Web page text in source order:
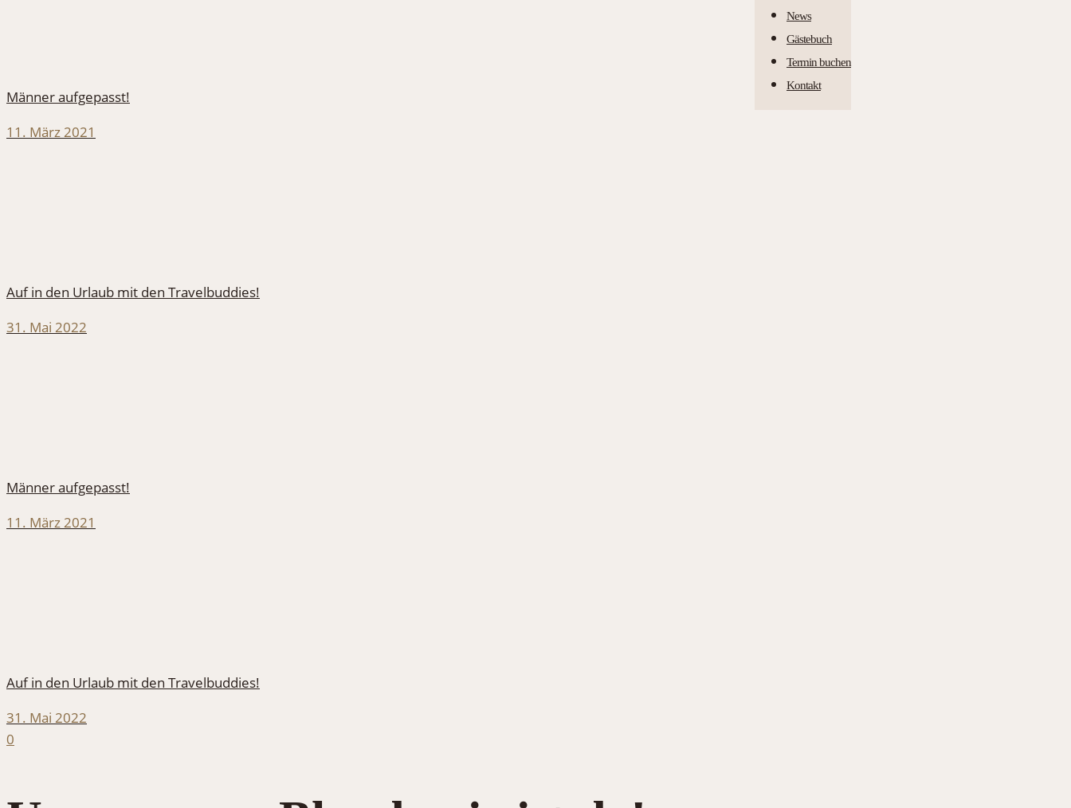
News
Gästebuch
Termin buchen
Kontakt
Männer aufgepasst!
11. März 2021
Auf in den Urlaub mit den Travelbuddies!
31. Mai 2022
Männer aufgepasst!
11. März 2021
Auf in den Urlaub mit den Travelbuddies!
31. Mai 2022
0